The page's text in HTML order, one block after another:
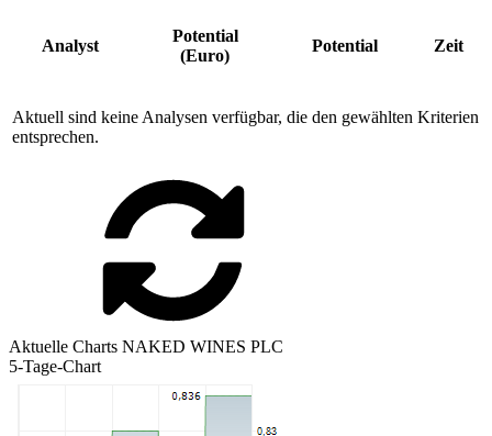
Analyst
Potential
(Euro)
Potential Zeit
Aktuell sind keine Analysen verfügbar, die den gewählten Kriterien
entsprechen.
Aktuelle Charts NAKED WINES PLC
5-Tage-Chart